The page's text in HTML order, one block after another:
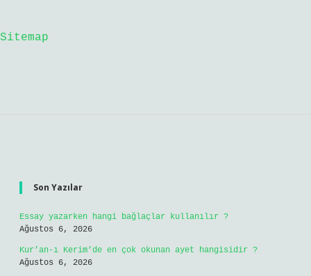
Sitemap
Son Yazılar
Essay yazarken hangi bağlaçlar kullanılır ?
Ağustos 6, 2026
Kur’an-ı Kerim’de en çok okunan ayet hangisidir ?
Ağustos 6, 2026